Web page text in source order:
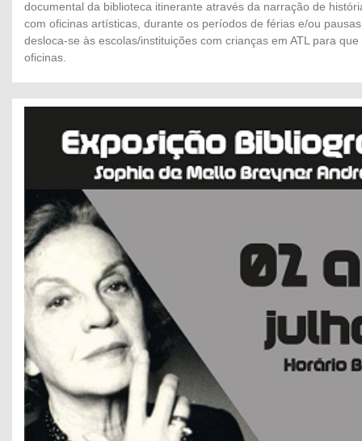
documental da biblioteca itinerante através da narração de
com oficinas artísticas, durante os períodos de férias e/ou
desloca-se às escolas/instituições com crianças em ATL para
oficinas.